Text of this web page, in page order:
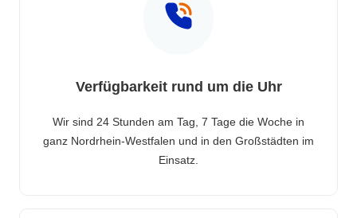
Verfügbarkeit rund um die Uhr
Wir sind 24 Stunden am Tag, 7 Tage die Woche in
ganz Nordrhein-Westfalen und in den Großstädten im
Einsatz.